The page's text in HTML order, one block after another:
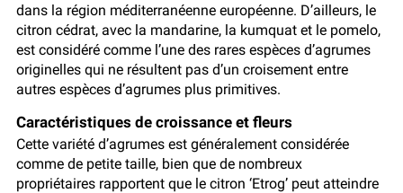
dans la région méditerranéenne européenne. D’ailleurs, le
citron cédrat, avec la mandarine, la kumquat et le pomelo,
est considéré comme l’une des rares espèces d’agrumes
originelles qui ne résultent pas d’un croisement entre
autres espèces d’agrumes plus primitives.
Caractéristiques de croissance et fleurs
Cette variété d’agrumes est généralement considérée
comme de petite taille, bien que de nombreux
propriétaires rapportent que le citron ‘Etrog’ peut atteindre